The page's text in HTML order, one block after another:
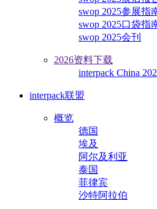
swop 2025参展指
swop 2025口袋指
swop 2025会刊
2026资料下载
interpack China
interpack联盟
概览
德国
埃及
阿尔及利亚
泰国
菲律宾
沙特阿拉伯